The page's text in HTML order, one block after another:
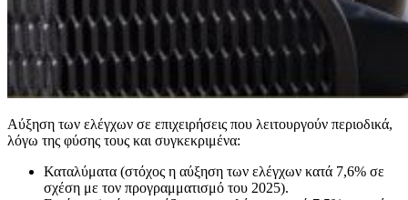
Αύξηση των ελέγχων σε επιχειρήσεις που λειτουργούν περιοδικά,
λόγω της φύσης τους και συγκεκριμένα:
Καταλύματα (στόχος η αύξηση των ελέγχων κατά 7,6% σε
σχέση με τον προγραμματισμό του 2025).